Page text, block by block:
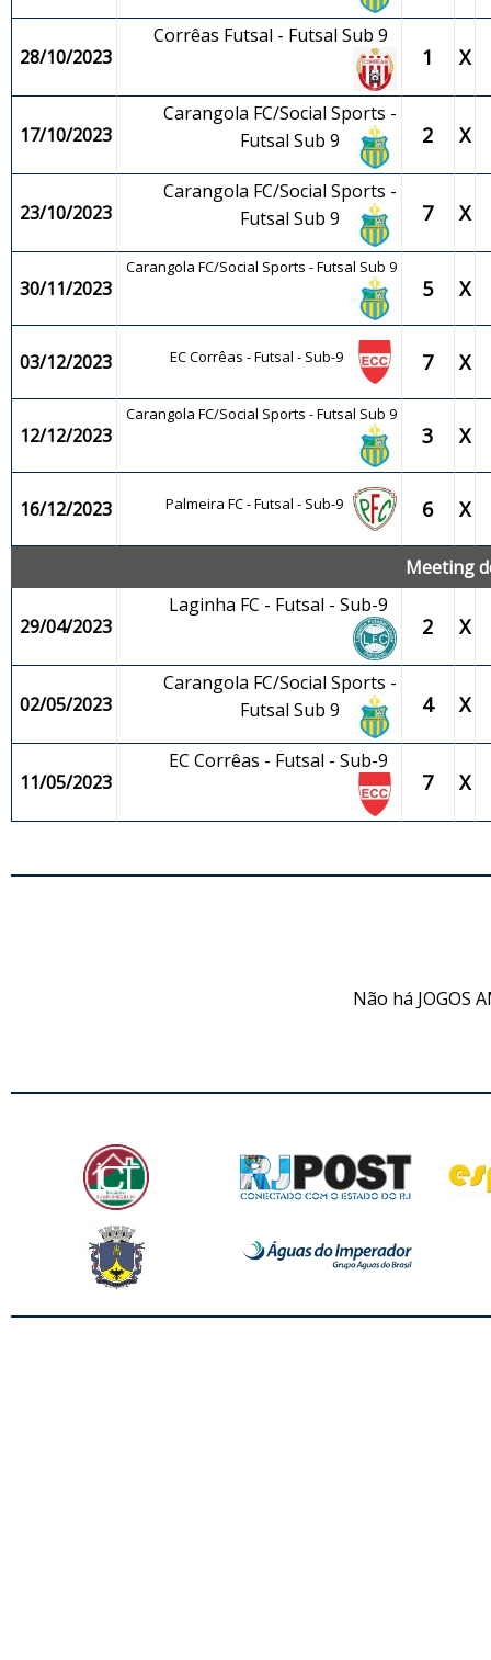
28/10/2023
Corrêas Futsal - Futsal Sub 9
1 X
17/10/2023
Carangola FC/Social Sports -
Futsal Sub 9
2 X
23/10/2023
Carangola FC/Social Sports -
Futsal Sub 9
7 X
30/11/2023
Carangola FC/Social Sports - Futsal Sub 9
5 X
03/12/2023 EC Corrêas - Futsal - Sub-9 7 X
12/12/2023
Carangola FC/Social Sports - Futsal Sub 9
3 X
16/12/2023 Palmeira FC - Futsal - Sub-9 6 X
Meeting
29/04/2023
Laginha FC - Futsal - Sub-9
2 X
02/05/2023
Carangola FC/Social Sports -
Futsal Sub 9
4 X
11/05/2023
EC Corrêas - Futsal - Sub-9
7 X
Não há JOGOS